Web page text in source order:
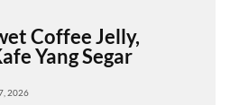
Coffee Jelly,
Yang Segar
2026